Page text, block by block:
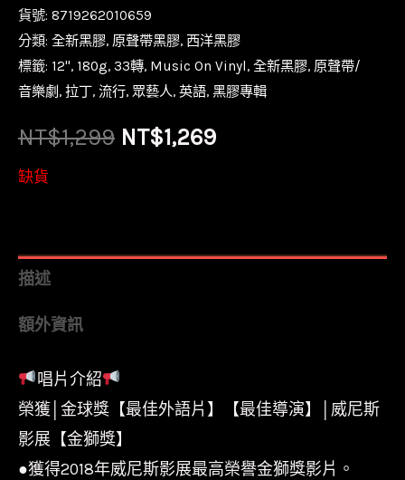
貨號: 8719262010659
分類: 全新黑膠, 原聲帶黑膠, 西洋黑膠
標籤: 12'', 180g, 33轉, Music On Vinyl , 全新黑膠, 原聲帶/
音樂劇 , 拉丁, 流行, 眾藝人, 英語, 黑膠專輯
NT$1,299 原
格：
NT$1,269目
格：
缺貨
描述
額外資訊
唱片介紹
榮獲│金球獎【最佳外語片】【最佳導演】│威尼斯
影展【金獅獎】
●獲得2018年威尼斯影展最高榮譽金獅獎影片。